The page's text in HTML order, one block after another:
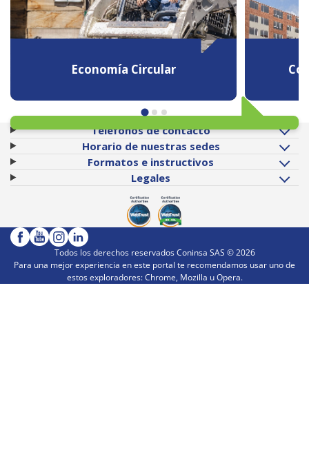
Economía Circular
Teléfonos de contacto
Horario de nuestras sedes
Formatos e instructivos
Legales
Todos los derechos reservados Coninsa SAS ©2026
Para una mejor experiencia en este portal te recomendamos usar uno de
estos exploradores: Chrome, Mozilla u Opera.